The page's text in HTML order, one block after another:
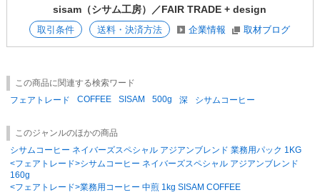
に栽培するアグロフォレストリー（森林農法）で育てられています。
〜・〜・〜・〜・〜・〜・〜・〜・〜・〜・〜・〜・〜・〜・〜・〜・〜
＜POPダウンロード＞
コーヒーができるまで
アイスコーヒー
【エシカルコレクション】【フェアトレード】
EGmEWkn0TWg
sisam（シサム工房）／FAIR TRADE + design
取引条件 送料・決済方法 企業情報 取材ブログ
この商品に関連する検索ワード
フェアトレード
COFFEE SISAM 500g 深 シサムコーヒー
このジャンルのほかの商品
シサムコーヒー ネイバーズスペシャル アジアンブレンド 業務用パック 1KG
<フェアトレード>シサムコーヒー ネイバーズスペシャル アジアンブレンド
160g
<フェアトレード>業務用コーヒー 中煎 1kg SISAM COFFEE